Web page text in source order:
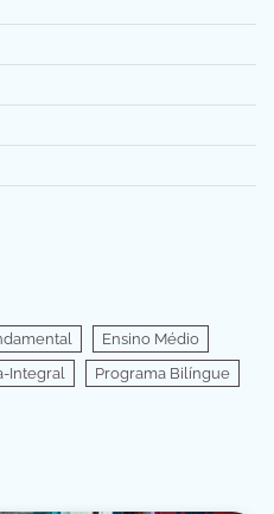
Ensino Médio
Integral Programa Bilíngue